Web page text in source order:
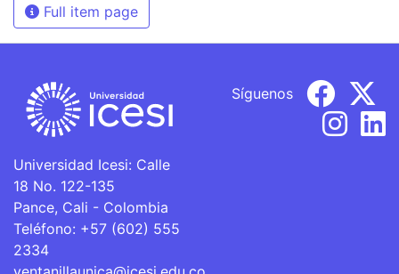
Full item page
Universidad Icesi: Calle
18 No. 122-135
Pance, Cali - Colombia
Teléfono: +57 (602) 555
2334
Síguenos